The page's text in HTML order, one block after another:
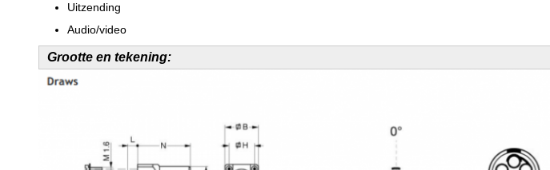
Uitzending
Audio/video
Grootte en tekening: